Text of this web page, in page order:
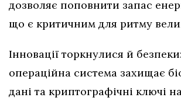
дозволяє поповнити запас
що є критичним для ритму
Інновації торкнулися й
операційна система захищає
дані та криптографічні ключі